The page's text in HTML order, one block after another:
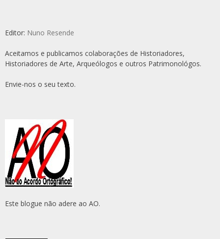
Editor: Nuno Resende
Aceitamos e publicamos colaborações de Historiadores,
Historiadores de Arte, Arqueólogos e outros Patrimonológos.
Envie-nos o seu texto.
Este blogue não adere ao AO.